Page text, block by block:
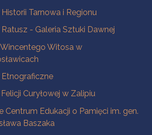
Tarnowa i Regionu
- Galeria Sztuki Dawnej
Witosa w
Curyłowej w Zalipiu
Centrum Edukacji o Pamięci im. gen.
Baszaka